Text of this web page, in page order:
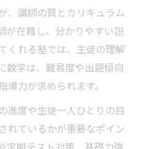
、講師の質とカリキュラム
が在籍し、分かりやすい説
くれる塾では、生徒の理解
数学は、難易度や出題傾向
力が求められます。
進度や生徒一人ひとりの目
れているかが重要なポイン